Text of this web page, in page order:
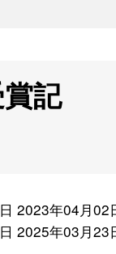
記
2023年04月02
2025年03月23